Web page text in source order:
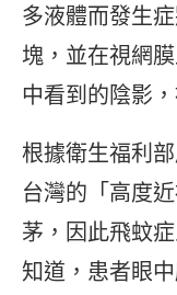
多液體而發生
塊，並在視網
中看到的陰影
根據衛生福利
台灣的「高度
茅，因此飛蚊
知道，患者眼